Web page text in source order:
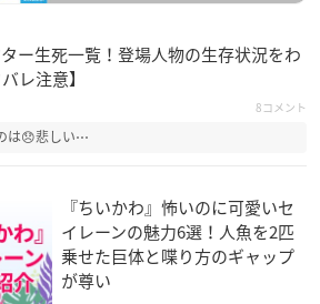
ター生死一覧！登場人物の生存状況をわ
レ注意】
8コメント
は😞悲しい⋯
『ちいかわ』怖いのに可愛いセ
イレーンの魅力6選！人魚を2匹
乗せた巨体と喋り方のギャップ
が尊い